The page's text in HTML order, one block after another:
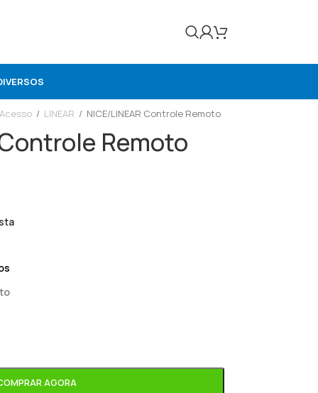
/ LINEAR / NICE/LINEAR Controle Remoto
Remoto
AGORA